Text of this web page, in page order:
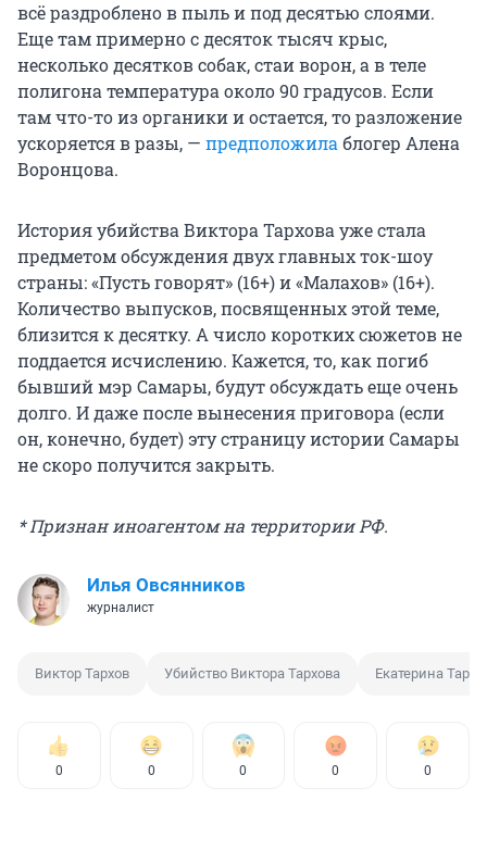
всё раздроблено в пыль и под десятью слоями.
Еще там примерно с десяток тысяч крыс,
несколько десятков собак, стаи ворон, а в теле
полигона температура около 90 градусов. Если
там что-то из органики и остается, то разложение
ускоряется в разы, — предположила блогер Алена
Воронцова.
История убийства Виктора Тархова уже стала
предметом обсуждения двух главных ток-шоу
страны: «Пусть говорят» (16+) и «Малахов» (16+).
Количество выпусков, посвященных этой теме,
близится к десятку. А число коротких сюжетов не
поддается исчислению. Кажется, то, как погиб
бывший мэр Самары, будут обсуждать еще очень
долго. И даже после вынесения приговора (если
он, конечно, будет) эту страницу истории Самары
не скоро получится закрыть.
* Признан иноагентом на территории РФ.
Илья Овсянников
журналист
Виктор Тархов Убийство Виктора Тархова Екатерина
0 0 0 0 0